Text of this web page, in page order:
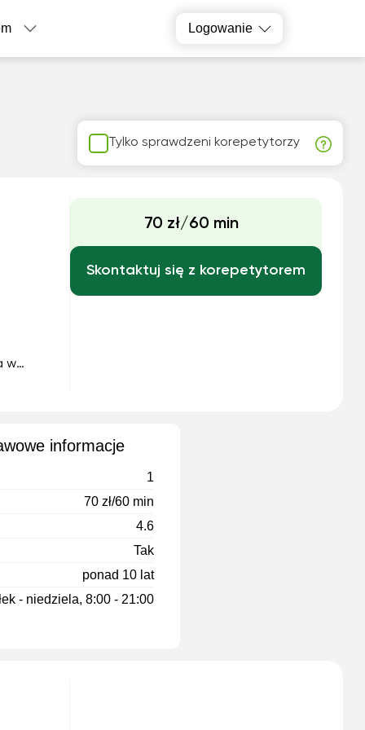
Logowanie
Tylko sprawdzeni korepetytorzy
w
i na
70 zł/60 min
Skontaktuj się z korepetytorem
informacje
1
70 zł/60 min
4.6
Tak
ponad 10 lat
- niedziela, 8:00 - 21:00